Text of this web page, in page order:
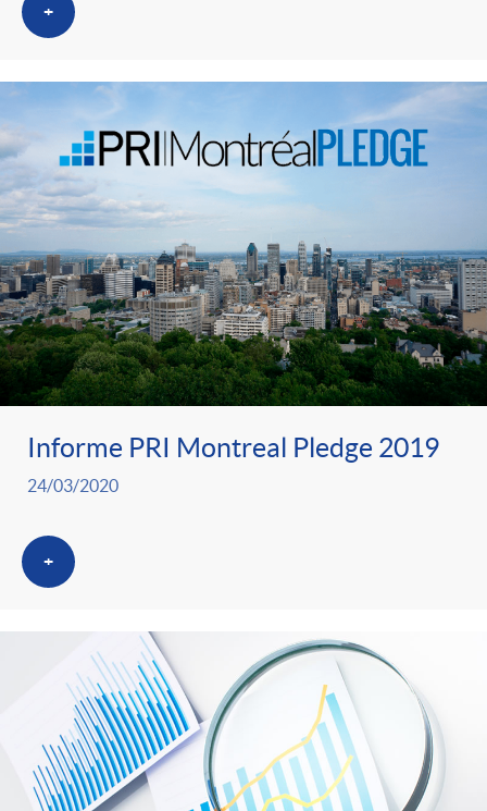
+
Informe PRI Montreal Pledge 2019
24/03/2020
+